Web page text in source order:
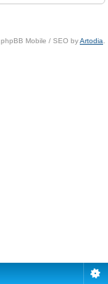
phpBB Mobile / SEO byArtodia